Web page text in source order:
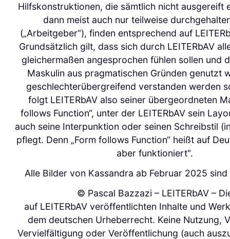
Hilfskonstruktionen, die sämtlich nicht ausgereift
dann meist auch nur teilweise
(„Arbeitgeber“), finden entsprechend auf
Grundsätzlich gilt, dass sich durch LEITERbAV
gleichermaßen angesprochen fühlen sollen und
Maskulin aus pragmatischen Gründen genutzt
geschlechterübergreifend verstanden werden
folgt LEITERbAV also seiner übergeordneten
follows Function“, unter der LEITERbAV sein
auch seine Interpunktion oder seinen Schreibstil
pflegt. Denn „Form follows Function“ heißt auf
aber funktioniert".
Alle Bilder von Kassandra ab Februar 2025
© Pascal Bazzazi – LEITERbAV –
auf LEITERbAV veröffentlichten Inhalte und
dem deutschen Urheberrecht. Keine Nutzung,
Vervielfältigung oder Veröffentlichung (auch